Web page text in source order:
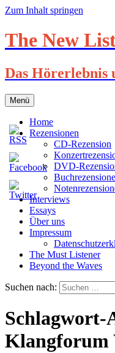
Zum Inhalt springen
The New
Das
Menü
Home
Rezensionen
CD-Rezension
DVD-
Interviews
Essays
Über uns
Impressum
The Must Listener
Beyond the Waves
Suchen nach:
Schlagwort-
Klangforum